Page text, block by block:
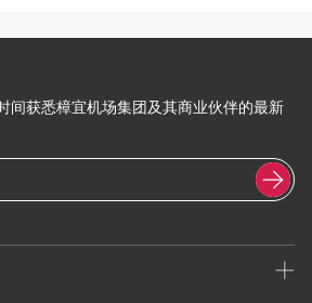
间获悉樟宜机场集团及其商业伙伴的最新